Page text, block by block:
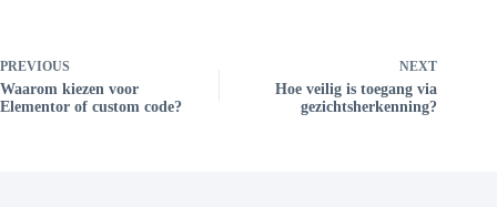
PREVIOUS
Waarom kiezen voor
Elementor of custom code?
NEXT
Hoe veilig is toegang via
gezichtsherkenning?